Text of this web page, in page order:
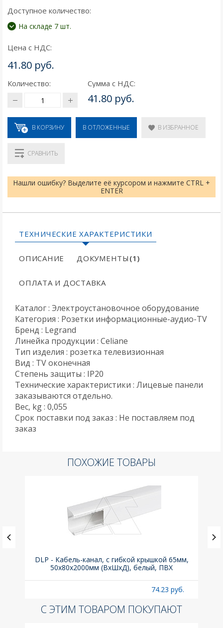
Доступное количество:
На складе 7 шт.
Цена с НДС:
41.80 руб.
Количество: Сумма с НДС:
41.80 руб.
В КОРЗИНУ В ОТЛОЖЕННЫЕ В ИЗБРАННОЕ
СРАВНИТЬ
Нашли ошибку? Выделите её курсором и нажмите CTRL +
ENTER
ТЕХНИЧЕСКИЕ ХАРАКТЕРИСТИКИ
ОПИСАНИЕ ДОКУМЕНТЫ (1)
ОПЛАТА И ДОСТАВКА
Каталог : Электроустановочное оборудование
Категория : Розетки информационные-аудио-TV
Бренд : Legrand
Линейка продукции : Celiane
Тип изделия : розетка телевизионная
Вид : TV оконечная
Степень защиты : IP20
Технические характеристики : Лицевые панели
заказываются отдельно.
Вес, kg : 0,055
Срок поставки под заказ : Не поставляем под
заказ
ПОХОЖИЕ ТОВАРЫ
DLP - Кабель-канал, с гибкой крышкой 65мм,
50x80х2000мм (ВхШхД), белый, ПВХ
74.23 руб.
С ЭТИМ ТОВАРОМ ПОКУПАЮТ